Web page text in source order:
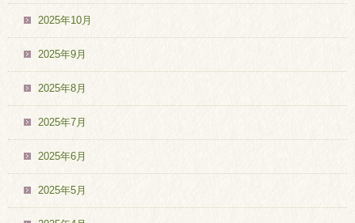
2025年10月
2025年9月
2025年8月
2025年7月
2025年6月
2025年5月